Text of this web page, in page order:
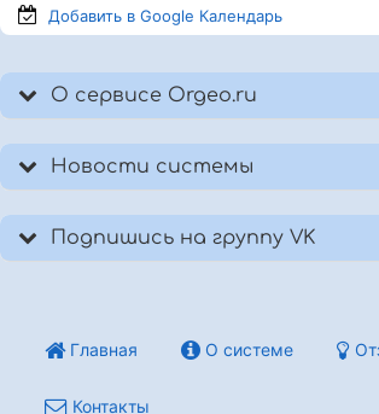
Добавить в Google Календарь
О сервисе Orgeo.ru
Новости системы
Подпишись на группу VK
Главная О системе
Контакты